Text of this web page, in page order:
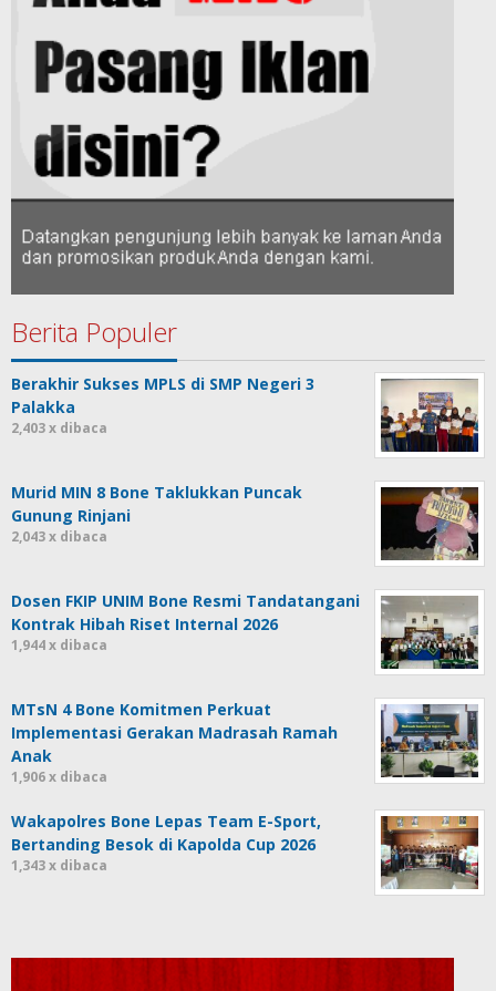
Berita Populer
Berakhir Sukses MPLS di SMP Negeri 3
Palakka
2,403 x dibaca
Murid MIN 8 Bone Taklukkan Puncak
Gunung Rinjani
2,043 x dibaca
Dosen FKIP UNIM Bone Resmi Tandatangani
Kontrak Hibah Riset Internal 2026
1,944 x dibaca
MTsN 4 Bone Komitmen Perkuat
Implementasi Gerakan Madrasah Ramah
Anak
1,906 x dibaca
Wakapolres Bone Lepas Team E-Sport,
Bertanding Besok di Kapolda Cup 2026
1,343 x dibaca